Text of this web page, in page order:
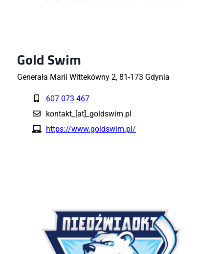
Gold Swim
Generała Marii Wittekówny 2, 81-173 Gdynia
607 073 467
kontakt_[at]_goldswim.pl
https://www.goldswim.pl/